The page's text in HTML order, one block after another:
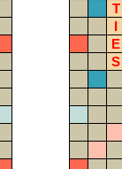
T
I
E
S